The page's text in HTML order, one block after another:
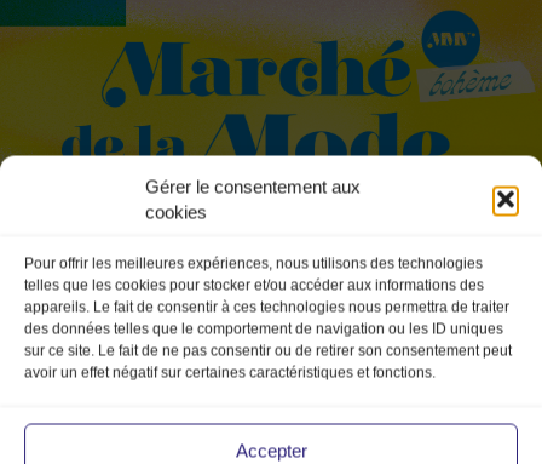
Gérer le consentement aux
cookies
Pour offrir les meilleures expériences, nous utilisons des technologies
telles que les cookies pour stocker et/ou accéder aux informations des
appareils. Le fait de consentir à ces technologies nous permettra de traiter
des données telles que le comportement de navigation ou les ID uniques
sur ce site. Le fait de ne pas consentir ou de retirer son consentement peut
avoir un effet négatif sur certaines caractéristiques et fonctions.
Accepter
10b